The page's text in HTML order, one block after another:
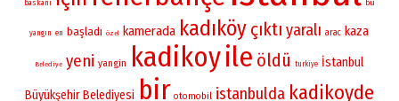
baskani
yangın en başladı özel kamerada kadıköy çıktı yaralı arac kaza
Belediye yeni yangin kadikoyile öldü turkiye İstanbul
Büyükşehir Belediyesi bir otomobil istanbulda kadikoyde